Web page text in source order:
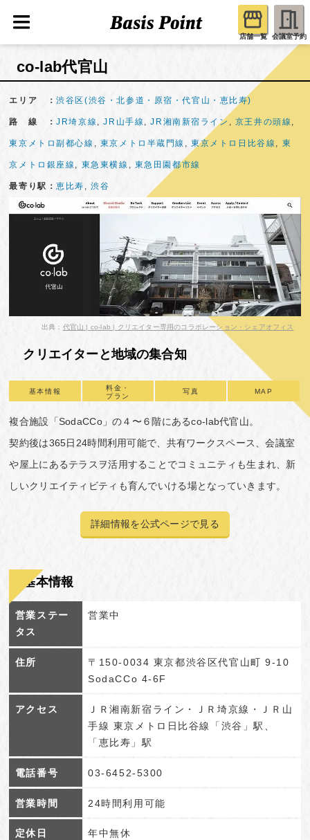
店舗一覧 会議室予約
co-lab代官山
エリア ：渋谷区(渋谷・北参道・原宿・代官山・恵比寿)
路 線 ：JR埼京線 ,JR山手線 ,JR湘南新宿ライン , 京王井の頭線 ,
東京メトロ副都心線 , 東京メトロ半蔵門線 ,東京メトロ日比谷線 , 東
京メトロ銀座線 , 東急東横線 , 東急田園都市線
最寄り駅：恵比寿 ,渋谷
出典： 代官山 | co-lab | クリエイター専用のコラボレーション・シェアオフィス
クリエイターと地域の集合知
基本情報
料金・
プラン
写真 MAP
複合施設「SodaCCo」の４〜６階にあるco-lab代官山。
契約後は365日24時間利用可能で、共有ワークスペース、会議室
や屋上にあるテラスヲ活用することでコミュニティも生まれ、新
しいクリエイティビティも育んでいける場となっていきます。
詳細情報を公式ページで見る
基本情報
営業ステー
タス
営業中
住所
〒150-0034 東京都渋谷区代官山町 9-10
SodaCCo 4-6F
アクセス
ＪＲ湘南新宿ライン・ＪＲ埼京線・ＪＲ山
手線 東京メトロ日比谷線「渋谷」駅、
「恵比寿」駅
電話番号 03-6452-5300
営業時間 24時間利用可能
定休日 年中無休